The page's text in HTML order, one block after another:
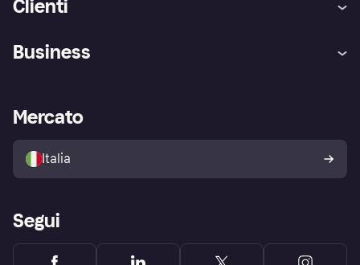
Clienti
Esplora i negozi
Politica di protezione
dell'acquirente Klarna
Business
Accesso aziende
Mercato
Italia
Segui